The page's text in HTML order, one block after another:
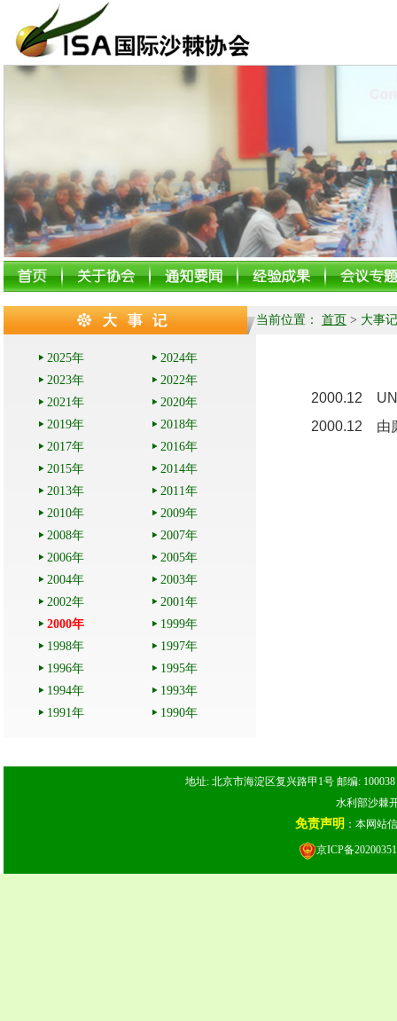
当前位置： 首页 > 大事记
2025年
2024年
2023年
2022年
2021年
2020年
2019年
2018年
2017年
2016年
2015年
2014年
2013年
2011年
2010年
2009年
2008年
2007年
2006年
2005年
2004年
2003年
2002年
2001年
2000年
1999年
1998年
1997年
1996年
1995年
1994年
1993年
1991年
1990年
2000.12
2000.12 由廉
地址: 北京市海淀区复兴路甲1号 邮编:
水利部沙棘
免责声明 ：本网站
京ICP备